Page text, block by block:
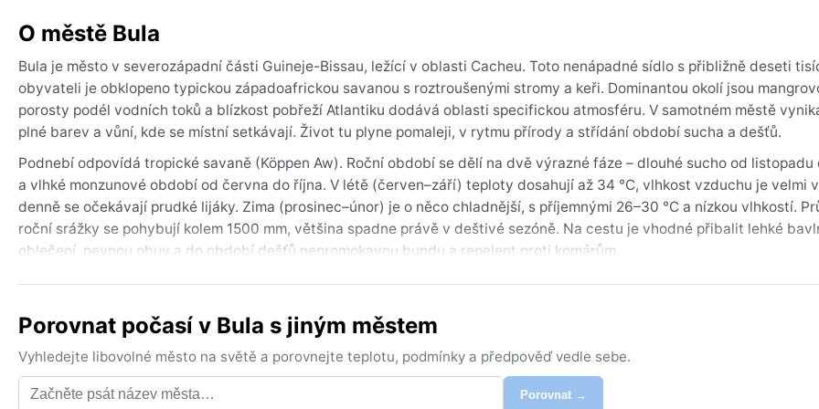
O městě Bula
Bula je město v severozápadní části Guineje-Bissau, ležící v oblasti Cacheu. Toto nenápadné sídlo s přibližně deseti
obyvateli je obklopeno typickou západoafrickou savanou s roztroušenými stromy a keři. Dominantou okolí jsou
porosty podél vodních toků a blízkost pobřeží Atlantiku dodává oblasti specifickou atmosféru. V samotném městě
plné barev a vůní, kde se místní setkávají. Život tu plyne pomaleji, v rytmu přírody a střídání období sucha a dešťů.
Podnebí odpovídá tropické savaně (Köppen Aw). Roční období se dělí na dvě výrazné fáze – dlouhé sucho od listopadu
a vlhké monzunové období od června do října. V létě (červen–září) teploty dosahují až 34 °C, vlhkost vzduchu je velmi
denně se očekávají prudké lijáky. Zima (prosinec–únor) je o něco chladnější, s příjemnými 26–30 °C a nízkou vlhkostí.
roční srážky se pohybují kolem 1500 mm, většina spadne právě v deštivé sezóně. Na cestu je vhodné přibalit lehké
oblečení, pevnou obuv a do období dešťů nepromokavou bundu a repelent proti komárům.
Nejlepší dobou k návštěvě je suché období od prosince do dubna, kdy je obloha jasná, málo prší a teplota je snesitelná.
V období monzunů hrozí přívalové povodně, zejména v nižších polohách. Bouřky jsou časté a intenzivní, ale obvykle
Pro milovníky tropické přírody a autentické atmosféry je Bula fascinující destinací, kde se setkává suchá savana s
pobřežním klimatem.
Porovnat počasí v Bula s jiným městem
Vyhledejte libovolné město na světě a porovnejte teplotu, podmínky a předpověď vedle sebe.
Porovnat →